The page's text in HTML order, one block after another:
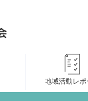
地域活動レポ